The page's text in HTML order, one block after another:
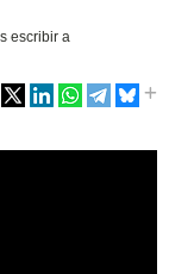
escribir a